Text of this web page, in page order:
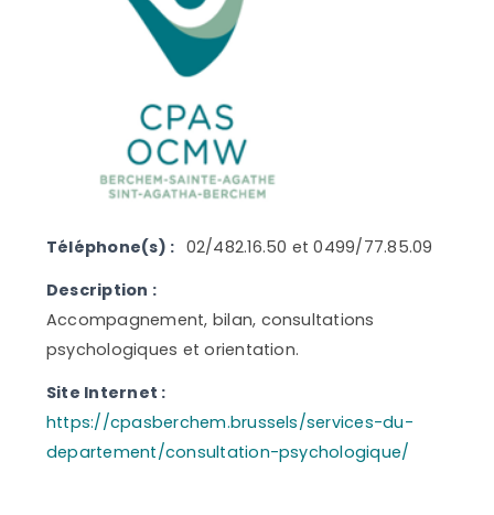
Téléphone(s) : 02/482.16.50 et 0499/77.85.09
Description :
Accompagnement, bilan, consultations
psychologiques et orientation.
Site Internet :
https://cpasberchem.brussels/services-du-
departement/consultation-psychologique/